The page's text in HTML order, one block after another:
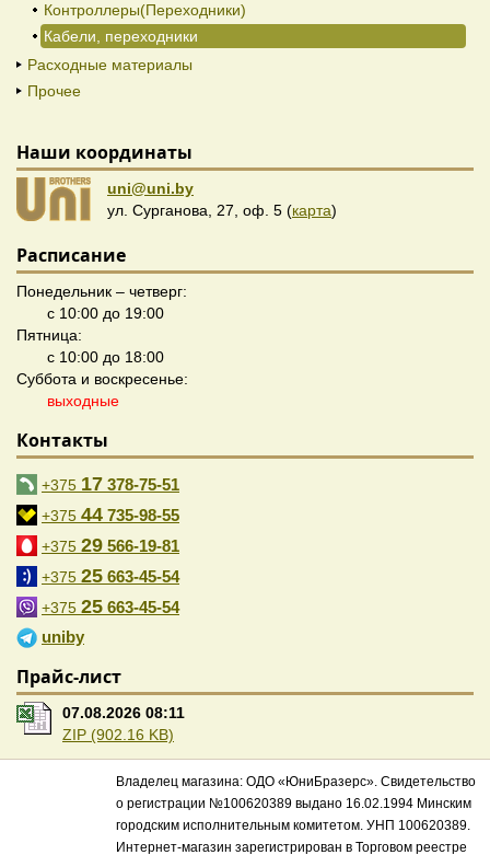
Контроллеры(Переходники)
Кабели, переходники
Расходные материалы
Прочее
Наши координаты
uni@uni.by
ул. Сурганова, 27, оф. 5 (карта)
Расписание
Понедельник – четверг:
с 10:00 до 19:00
Пятница:
с 10:00 до 18:00
Суббота и воскресенье:
выходные
Контакты
+375 17 378-75-51
+375 44 735-98-55
+375 29 566-19-81
+375 25 663-45-54
+375 25 663-45-54
uniby
Прайс-лист
07.08.2026 08:11
ZIP (902.16 KB)
Владелец магазина: ОДО «ЮниБразерс». Свидетельство
о регистрации №100620389 выдано 16.02.1994 Минским
городским исполнительным комитетом. УНП 100620389.
Интернет-магазин зарегистрирован в Торговом реестре